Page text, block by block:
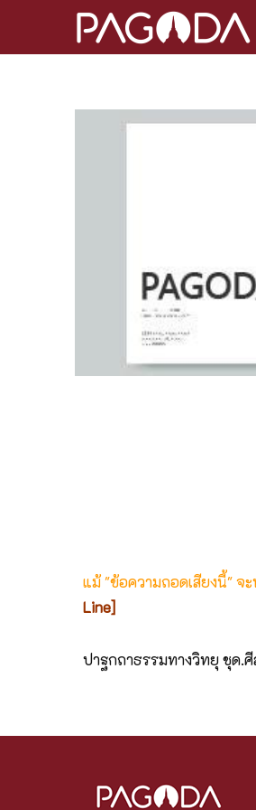
แม้ "ข้อความถอดเสียงนี้" จ
Line]
ปาฐกถาธรรมทางวิทยุ ชุด.